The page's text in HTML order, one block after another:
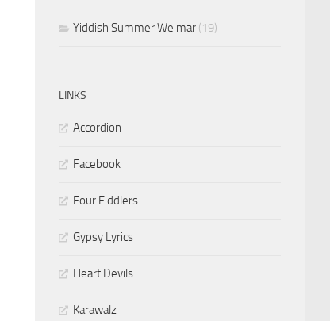
Yiddish Summer Weimar (19)
LINKS
Accordion
Facebook
Four Fiddlers
Gypsy Lyrics
Heart Devils
Karawalz